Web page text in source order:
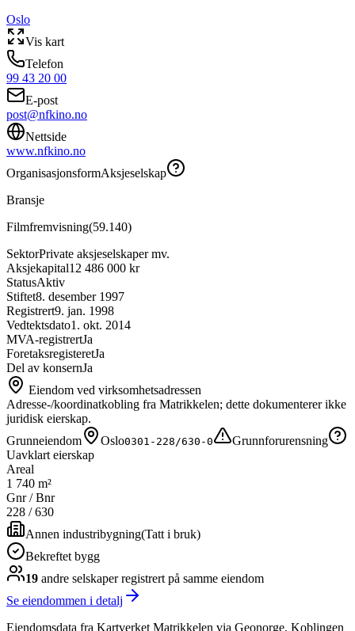
Oslo
Vis kart
Telefon
99 43 20 00
E-post
post@nfkino.no
Nettside
www.nfkino.no
OrganisasjonsformAksjeselskap
Bransje
Filmfremvisning(59.140)
SektorPrivate aksjeselskaper mv.
Aksjekapital12 486 000 kr
StatusAktiv
Stiftet8. desember 1997
Registrert9. jan. 1998
Vedtektsdato1. okt. 2014
MVA-registrertJa
ForetaksregisteretJa
Del av konsernJa
Eiendom ved virksomhetsadressen
Adresse-/koordinatkobling fra Matrikkelen; dette dokumenterer ikke
juridisk eierskap.
Grunneiendom
Oslo0301-228/630-0
Grunnforurensning
Uavklart eierskap
Areal
1 740 m²
Gnr / Bnr
228 /630
Annen industribygning(Tatt i bruk)
Bekreftet bygg
19 andre selskaperregistrert på samme eiendom
Se eiendommen i detalj
Eiendomsdata fra Kartverket Matrikkelen via Geonorge. Koblingen